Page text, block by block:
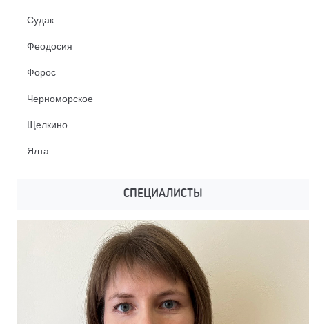
Судак
Феодосия
Форос
Черноморское
Щелкино
Ялта
СПЕЦИАЛИСТЫ